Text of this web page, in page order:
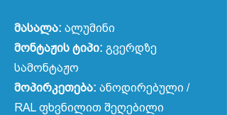
მასალა: ალუმინი
მონტაჟის ტიპი: გვერდზე
სამონტაჟო
მოპირკეთება: ანოდირებული /
RAL ფხვნილით შეღებილი